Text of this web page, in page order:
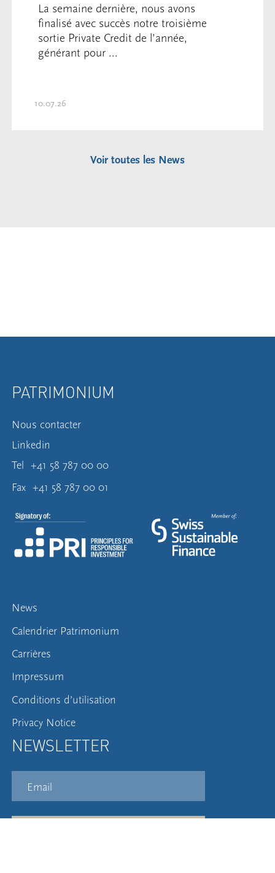
La semaine dernière, nous avons
finalisé avec succès notre troisième
sortie Private Credit de l’année,
générant pour ...
10.07.26
Voir toutes les News
PATRIMONIUM
Nous contacter
Linkedin
Tel +41 58 787 00 00
Fax +41 58 787 00 01
News
Calendrier Patrimonium
Carrières
Impressum
Conditions d’utilisation
Privacy Notice
NEWSLETTER